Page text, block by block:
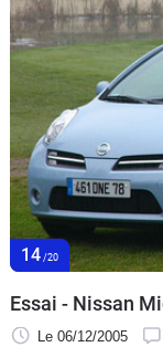
14 /20
Essai - Nissan
Le 06/12/2005